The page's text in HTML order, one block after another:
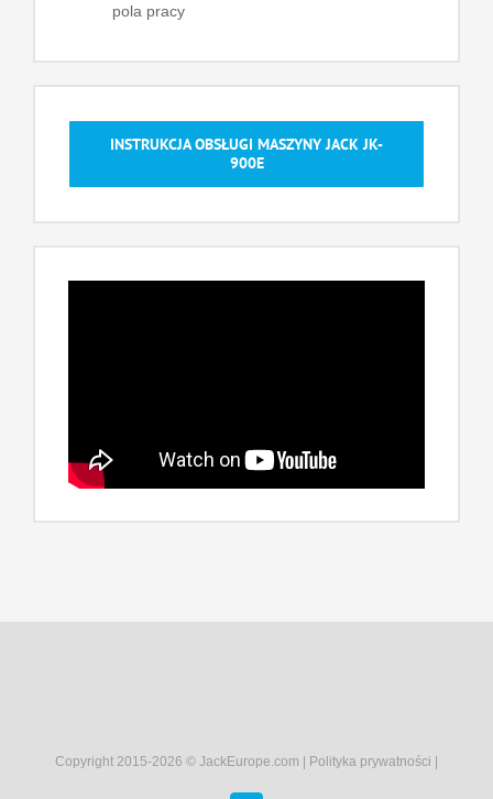
pola pracy
INSTRUKCJA OBSŁUGI MASZYNY JACK JK-
900E
Copyright 2015-2026 © JackEurope.com | Polityka prywatności